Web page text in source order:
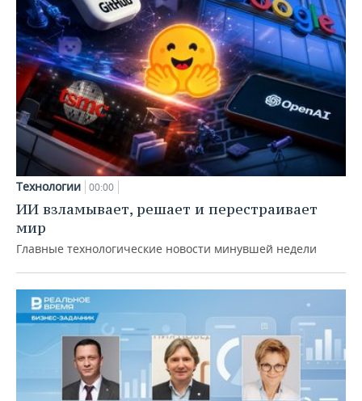
Технологии 00:00
ИИ взламывает, решает и перестраивает
мир
Главные технологические новости минувшей недели